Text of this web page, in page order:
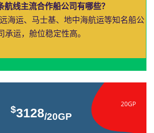
航线主流合作船公司有哪些？
海运、马士基、地中海航运等知名船公
承运，舱位稳定性高。
20GP
$3128/20GP